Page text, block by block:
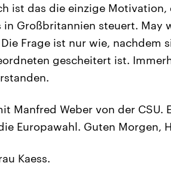
ist das die einzige Motivation,
Großbritannien steuert. May
Frage ist nur wie, nachdem
gescheitert ist.
Manfred Weber von der CSU.
Europawahl. Guten Morgen,
Kaess.